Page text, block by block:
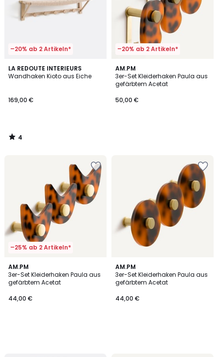
–20% ab 2 Artikeln*
LA REDOUTE INTERIEURS
Wandhaken Kioto aus Eiche
169,00 €
4
/
4
/
–20% ab 2 Artikeln*
AM.PM
3er-Set Kleiderhaken Paula aus
gefärbtem Acetat
50,00 €
–25% ab 2 Artikeln*
AM.PM
3er-Set Kleiderhaken Paula aus
gefärbtem Acetat
44,00 €
AM.PM
3er-Set Kleiderhaken Paula aus
gefärbtem Acetat
44,00 €